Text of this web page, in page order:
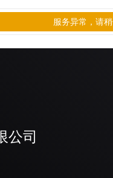
公司
服务异常，请